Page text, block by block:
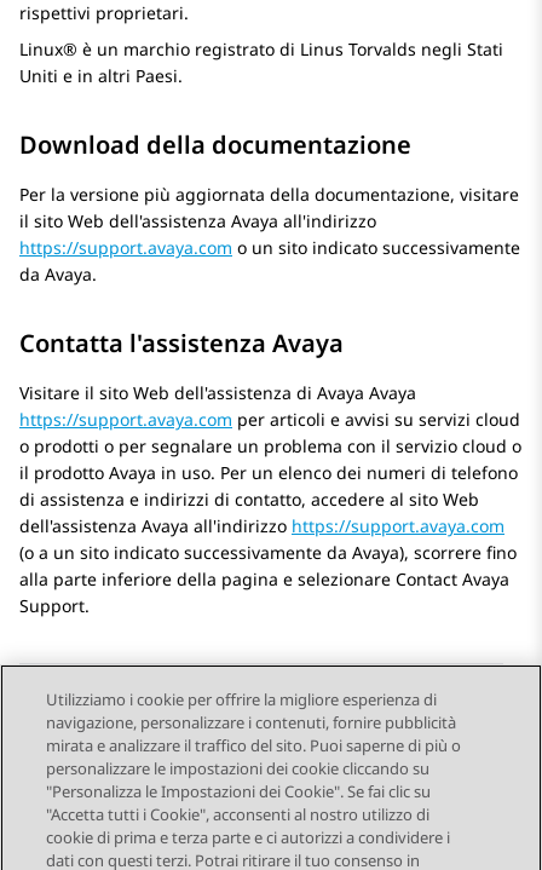
rispettivi proprietari.
Linux® è un marchio registrato di Linus Torvalds negli Stati
Uniti e in altri Paesi.
Download della documentazione
Per la versione più aggiornata della documentazione, visitare
il sito Web dell'assistenza Avaya all'indirizzo
https://support.avaya.com o un sito indicato successivamente
da Avaya.
Contatta l'assistenza Avaya
Visitare il sito Web dell'assistenza di Avaya Avaya
https://support.avaya.com per articoli e avvisi su servizi cloud
o prodotti o per segnalare un problema con il servizio cloud o
il prodotto Avaya in uso. Per un elenco dei numeri di telefono
di assistenza e indirizzi di contatto, accedere al sito Web
dell'assistenza Avaya all'indirizzo https://support.avaya.com
(o a un sito indicato successivamente da Avaya), scorrere fino
alla parte inferiore della pagina e selezionare Contact Avaya
Support.
Send Feedback
Navigazione argomentoArgomento successivo
Utilizziamo i cookie per offrire la migliore esperienza di
navigazione, personalizzare i contenuti, fornire pubblicità
mirata e analizzare il traffico del sito. Puoi saperne di più o
personalizzare le impostazioni dei cookie cliccando su
"Personalizza le Impostazioni dei Cookie". Se fai clic su
"Accetta tutti i Cookie", acconsenti al nostro utilizzo di
cookie di prima e terza parte e ci autorizzi a condividere i
dati con questi terzi. Potrai ritirare il tuo consenso in